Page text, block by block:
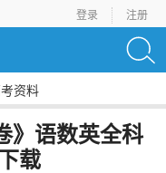
登录 注册
资料
》语数英全科
载